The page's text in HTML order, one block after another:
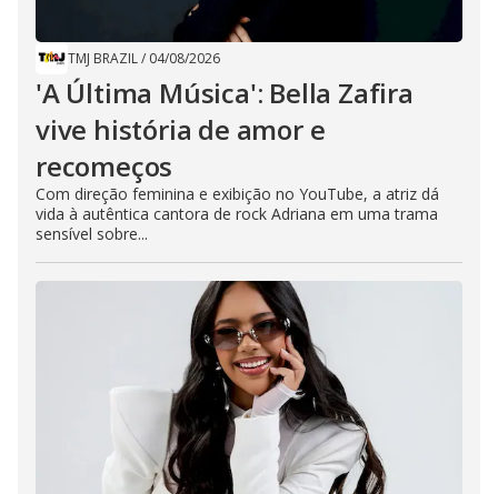
TMJ BRAZIL/ 04/08/2026
'A Última Música': Bella Zafira
vive história de amor e
recomeços
Com direção feminina e exibição no YouTube, a atriz dá
vida à autêntica cantora de rock Adriana em uma trama
sensível sobre...